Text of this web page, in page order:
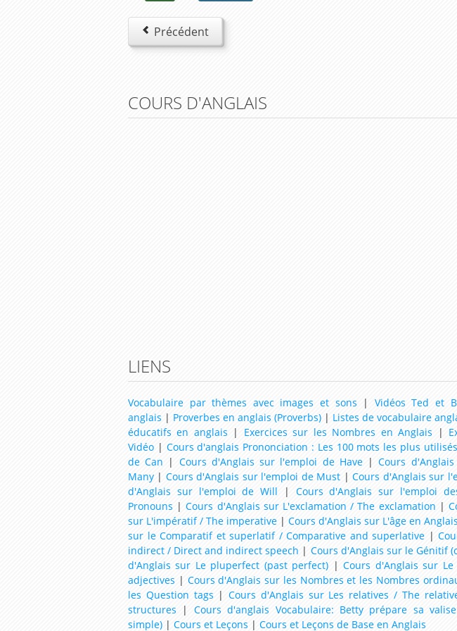
Précédent
COURS D'ANGLAIS
LIENS
Vocabulaire par thèmes avec images et sons | Vidéos Ted et
anglais | Proverbes en anglais (Proverbs) | Listes de vocabulaire
éducatifs en anglais | Exercices sur les Nombres en Anglais |
Vidéo | Cours d'anglais Prononciation : Les 100 mots les plus
de Can | Cours d'Anglais sur l'emploi de Have|Cours
Many | Cours d'Anglais sur l'emploi de Must |Cours d'Anglais sur
d'Anglais sur l'emploi de Will | Cours d'Anglais sur l'emploi
Pronouns |Cours d'Anglais sur L'exclamation / The exclamation |
sur L'impératif / The imperative |Cours d'Anglais sur L'âge en
sur le Comparatif et superlatif / Comparative and superlative |
indirect / Direct and indirect speech | Cours d'Anglais sur le Génitif
d'Anglais sur Le pluperfect (past perfect) |Cours d'Anglais sur
adjectives | Cours d'Anglais sur les Nombres et les Nombres
les Question tags |Cours d'Anglais sur Les relatives / The
structures | Cours d'anglais Vocabulaire: Betty prépare sa
simple) | Cours et Leçons | Cours et Leçons de Base en Anglais